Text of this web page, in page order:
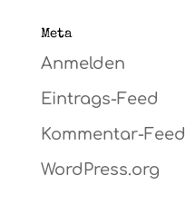
Meta
Anmelden
Eintrags-Feed
Kommentar-Feed
WordPress.org